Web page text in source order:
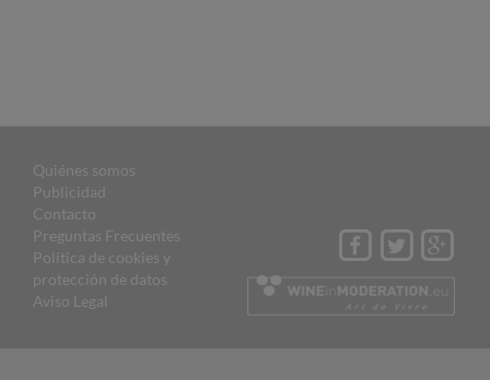
Quiénes somos
Publicidad
Contacto
Preguntas Frecuentes
Política de cookies y
protección de datos
Aviso Legal